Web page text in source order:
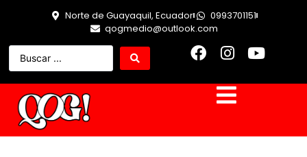
Norte de Guayaquil, Ecuador
0993701151
qogmedio@outlook.com